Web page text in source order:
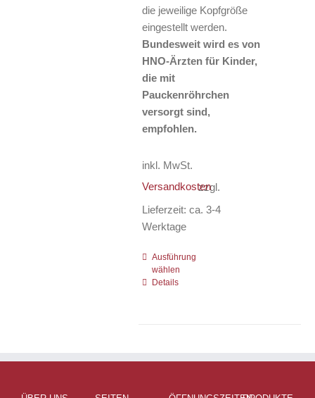
die jeweilige Kopfgröße
eingestellt werden.
Bundesweit wird es von
HNO-Ärzten für Kinder,
die mit
Pauckenröhrchen
versorgt sind,
empfohlen.
inkl. MwSt.
zzgl.
Versandkosten
Lieferzeit: ca. 3-4
Werktage
Ausführung
wählen
Die
können
Details